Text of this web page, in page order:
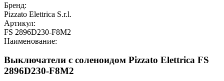
Бренд:
Pizzato Elettrica S.r.l.
Артикул:
FS 2896D230-F8M2
Наименование:
Выключатели с соленоидом Pizzato Elettrica FS
2896D230-F8M2